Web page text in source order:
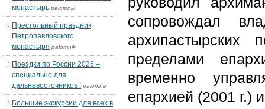
сопровождал
пределами
временно
епархией (2001 г.)
монастырь palomnik
Престольный праздник
Петропавловского
монастыря palomnik
Поездки по России 2026 –
специально для
дальневосточников ! palomnik
Большие экскурсии для всех в